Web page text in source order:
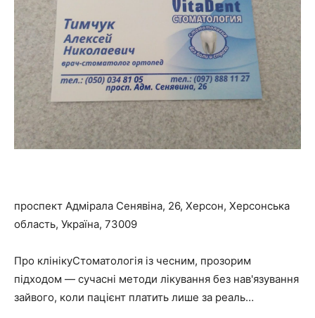
проспект Адмірала Сенявіна, 26, Херсон, Херсонська
область, Україна, 73009
Про клінікуСтоматологія із чесним, прозорим
підходом — сучасні методи лікування без нав'язування
зайвого, коли пацієнт платить лише за реаль…